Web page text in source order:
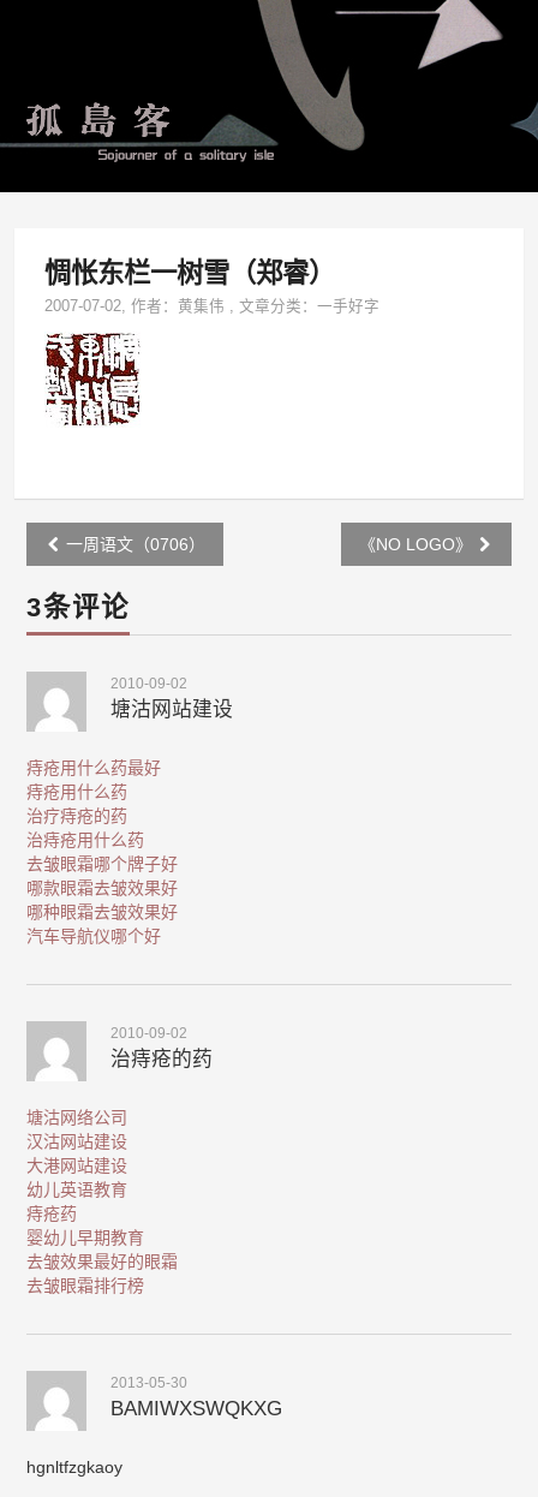
惆怅东栏一树雪（郑睿）
2007-07-02, 作者：黄集伟 ,文章分类：一手好字
Post
navigation
一周语文（0706） 《NO LOGO》
3条评论
2010-09-02
塘沽网站建设
痔疮用什么药最好
痔疮用什么药
治疗痔疮的药
治痔疮用什么药
去皱眼霜哪个牌子好
哪款眼霜去皱效果好
哪种眼霜去皱效果好
汽车导航仪哪个好
2010-09-02
治痔疮的药
塘沽网络公司
汉沽网站建设
大港网站建设
幼儿英语教育
痔疮药
婴幼儿早期教育
去皱效果最好的眼霜
去皱眼霜排行榜
2013-05-30
BAMIWXSWQKXG
hgnltfzgkaoy